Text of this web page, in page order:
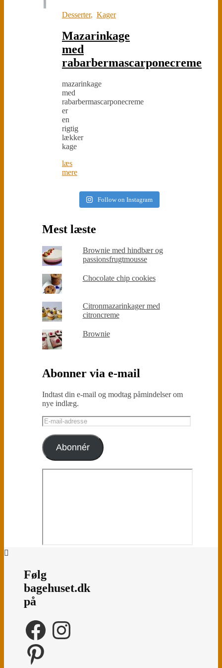
Desserter, Kager
Mazarinkage
med
rabarbermascarponecreme
mazarinkage
med
rabarbermascarponecreme
er
en
rigtig
lækker
kage
læs
mere
Follow on Instagram
Mest læste
Brownie med hindbær og
passionsfrugtmousse
Chocolate chip cookies
Citronmazarinkager med
citroncreme
Brownie
Abonner via e-mail
Indtast din e-mail og modtag påmindelser om
nye indlæg.
E-
mail-
adresse
Abonnér
Følg
bagehuset.dk
på
FacebookInstagram
Pinterest